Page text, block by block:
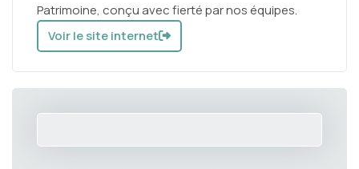
Patrimoine, conçu avec fierté par nos équipes.
Voir le site internet